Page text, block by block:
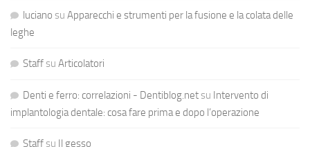
luciano su Apparecchi e strumenti per la fusione e la colata delle
leghe
Staffsu Articolatori
Denti e ferro: correlazioni - Dentiblog.netsu Intervento di
implantologia dentale: cosa fare prima e dopo l’operazione
Staffsu Il gesso